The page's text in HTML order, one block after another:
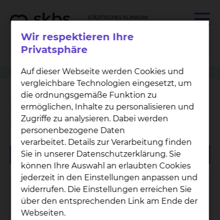
Fachabteilung Neurologische Funktionsdiagnostik
Neurologische
Funktionsdiagnostik
As­trid Bark­schat
Salzdahlumer Straße 90, 38126 Braunschweig
Wir respektieren Ihre
Privatsphäre
Auf dieser Webseite werden Cookies und
vergleichbare Technologien eingesetzt, um
die ordnungsgemäße Funktion zu
ermöglichen, Inhalte zu personalisieren und
Zugriffe zu analysieren. Dabei werden
personenbezogene Daten
verarbeitet. Details zur Verarbeitung finden
Sie in unserer Datenschutzerklärung. Sie
können Ihre Auswahl an erlaubten Cookies
jederzeit in den Einstellungen anpassen und
widerrufen. Die Einstellungen erreichen Sie
über den entsprechenden Link am Ende der
Webseiten.